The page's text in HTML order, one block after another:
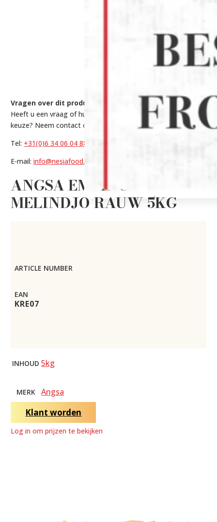
Vragen over dit product?
Heeft u een vraag of hulp nodig bij het maken van een
keuze? Neem contact op met onze experts via:
Tel: +31(0)6 34 06 04 88
E-mail:info@nesiafood.nl
ANGSA EMPING
MELINDJO RAUW 5KG
ARTICLE NUMBER
EAN
KRE07
INHOUD 5kg
MERK Angsa
Klant worden
Log in om prijzen te bekijken